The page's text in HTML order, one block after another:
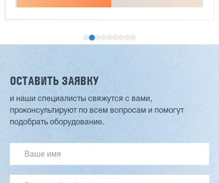
Двухсторонний шипорез MX6015
2 901 639 ₽
ОСТАВИТЬ ЗАЯВКУ
и наши специалисты свяжутся с вами,
проконсультируют по всем вопросам и помогут
подобрать оборудование.